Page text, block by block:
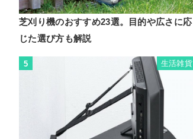
芝刈り機のおすすめ23選。目的や広さに応
じた選び方も解説
5 生活雑貨